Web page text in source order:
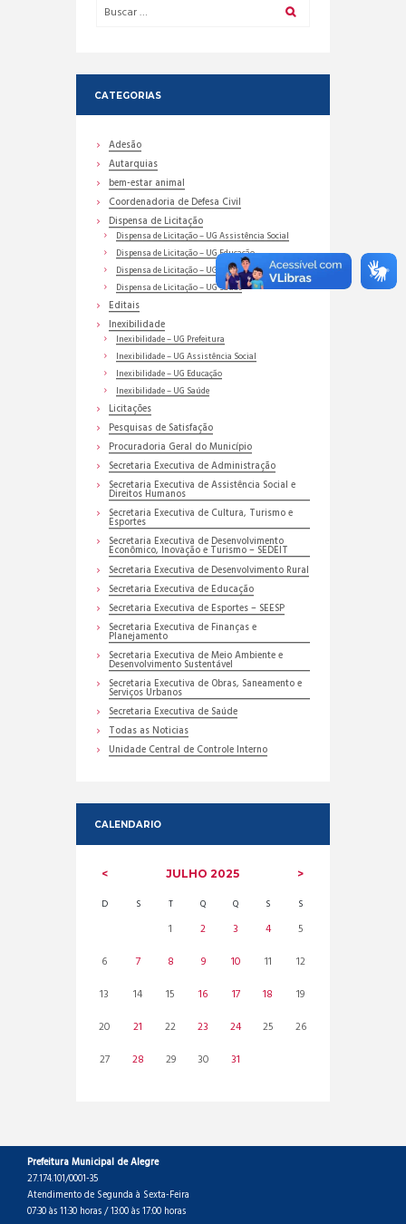
CATEGORIAS
Adesão
Autarquias
bem-estar animal
Coordenadoria de Defesa Civil
Dispensa de Licitação
Dispensa de Licitação – UG Assistência Social
Dispensa de Licitação – UG Educação
Dispensa de Licitação – UG Prefeitura
Dispensa de Licitação – UG Saúde
Editais
Inexibilidade
Inexibilidade – UG Prefeitura
Inexibilidade – UG Assistência Social
Inexibilidade – UG Educação
Inexibilidade – UG Saúde
Licitações
Pesquisas de Satisfação
Procuradoria Geral do Município
Secretaria Executiva de Administração
Secretaria Executiva de Assistência Social e
Direitos Humanos
Secretaria Executiva de Cultura, Turismo e
Esportes
Secretaria Executiva de Desenvolvimento
Econômico, Inovação e Turismo – SEDEIT
Secretaria Executiva de Desenvolvimento Rural
Secretaria Executiva de Educação
Secretaria Executiva de Esportes – SEESP
Secretaria Executiva de Finanças e
Planejamento
Secretaria Executiva de Meio Ambiente e
Desenvolvimento Sustentável
Secretaria Executiva de Obras, Saneamento e
Serviços Urbanos
Secretaria Executiva de Saúde
Todas as Noticias
Unidade Central de Controle Interno
CALENDARIO
JULHO2025
D S T Q Q S S
1 2 3 4
5
6
7 8 9 10 11
12
13
14 15 16 17 18
19
20
21 22 23 24 25
26
27
28 29 30 31
Prefeitura Municipal de Alegre
27.174.101/0001-35
Atendimento de Segunda à Sexta-Feira
07:30 às 11:30 horas / 13:00 às 17:00 horas